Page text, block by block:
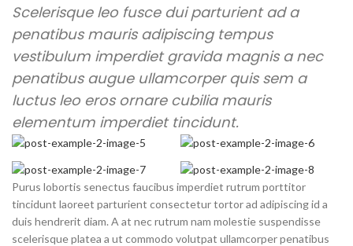
Scelerisque leo fusce dui parturient ad a
penatibus mauris adipiscing tempus
vestibulum imperdiet gravida magnis a nec
penatibus augue ullamcorper quis sem a
luctus leo eros ornare cubilia mauris
elementum imperdiet tincidunt.
Purus lobortis senectus faucibus imperdiet rutrum porttitor
tincidunt laoreet parturient consectetur tortor ad adipiscing id a
duis hendrerit diam. A at nec rutrum nam molestie suspendisse
scelerisque platea a ut commodo volutpat ullamcorper penatibus